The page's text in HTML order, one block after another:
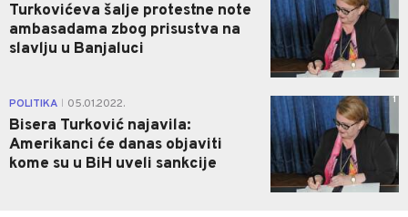
Turkovićeva šalje protestne note
ambasadama zbog prisustva na
slavlju u Banjaluci
POLITIKA 05.01.2022.
Bisera Turković najavila:
Amerikanci će danas objaviti
kome su u BiH uveli sankcije
1